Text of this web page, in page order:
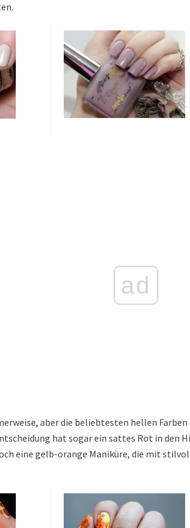
ad
aber die beliebtesten hellen
hat sogar ein sattes Rot in den
eine gelb-orange Maniküre, die mit